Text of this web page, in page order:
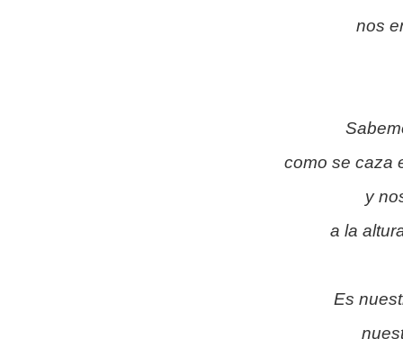
nos
como se caza
y
a la
Es